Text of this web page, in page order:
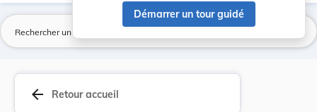
Démarrer un tour guidé
arrow_back Retour accueil